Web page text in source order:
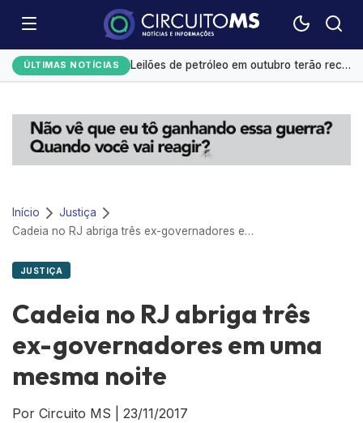
ÚLTIMAS NOTÍCIAS
Monitoramento de tornozeleiras eletrônicas gera custo mensal de R$ 1,8 milhão
Leilões de petróleo em outubro terão recorde de áreas em disputa
Exportação de sorgo do Brasil ganha ritmo em agosto com impulso da China
Início
Justiça
Cadeia no RJ abriga três ex-governadores em uma mesma noite
JUSTIÇA
Cadeia no RJ abriga três
ex-governadores em uma
mesma noite
Por Circuito MS 23/11/2017